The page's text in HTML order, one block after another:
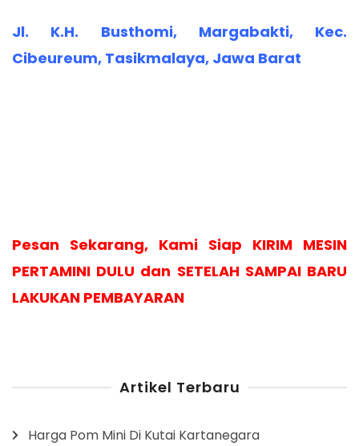
Jl. K.H. Busthomi, Margabakti, Kec.
Cibeureum, Tasikmalaya, Jawa Barat
Pesan Sekarang, Kami Siap KIRIM MESIN
PERTAMINI DULU dan SETELAH SAMPAI BARU
LAKUKAN PEMBAYARAN
Artikel Terbaru
Harga Pom Mini Di Kutai Kartanegara